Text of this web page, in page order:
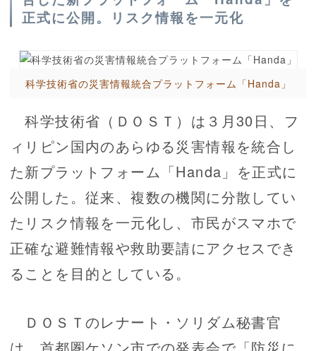
正式に公開。リスク情報を一元化
科学技術省の災害情報統合プラットフォーム「Handa」
科学技術省（ＤＯＳＴ）は３月30日、フ
ィリピン国内のあらゆる災害情報を統合し
た新プラットフォーム「Handa」を正式に
公開した。従来、複数の機関に分散してい
たリスク情報を一元化し、市民がスマホで
正確な避難情報や救助要請にアクセスでき
ることを目的としている。
ＤＯＳＴのレナート・ソリダム秘書官